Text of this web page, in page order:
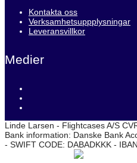
Kontakta oss
Verksamhetsuppplysningar
Leveransvillkor
Medier
Linde Larsen - Flightcases A/S
Bank information: Danske Bank
- SWIFT CODE: DABADKKK -